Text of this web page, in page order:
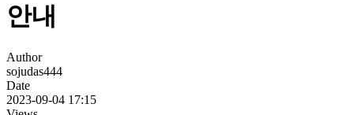
안내
Author
sojudas444
Date
2023-09-04 17:15